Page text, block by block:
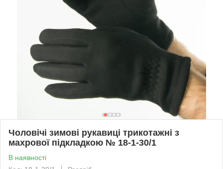
Чоловічі зимові рукавиці трикотажні з
махрової підкладкою № 18-1-30/1
В наявності